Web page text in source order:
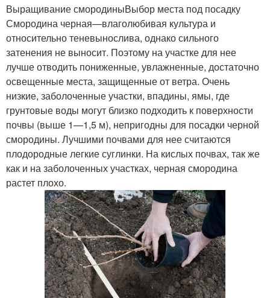
Выращивание смородиныВыбор места под посадку
Смородина черная—влаголюбивая культура и
относительно теневынослива, однако сильного
затенения не выносит. Поэтому на участке для нее
лучше отводить пониженные, увлажненные, достаточно
освещенные места, защищенные от ветра. Очень
низкие, заболоченные участки, впадины, ямы, где
грунтовые воды могут близко подходить к поверхности
почвы (выше 1—1,5 м), непригодны для посадки черной
смородины. Лучшими почвами для нее считаются
плодородные легкие суглинки. На кислых почвах, так же
как и на заболоченных участках, черная смородина
растет плохо.